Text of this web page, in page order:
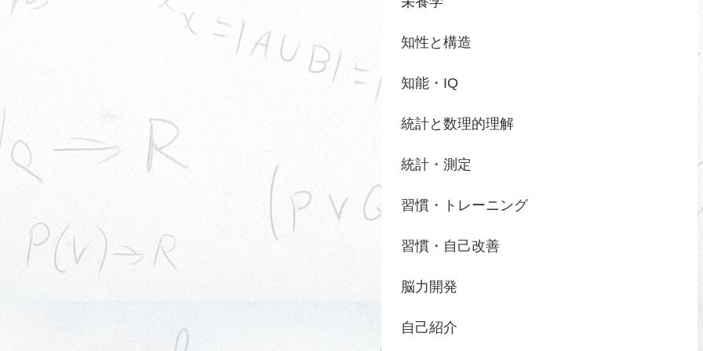
知性と構造
知能・IQ
統計と数理的理解
統計・測定
習慣・トレーニング
習慣・自己改善
脳力開発
自己紹介